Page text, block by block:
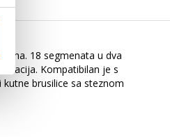
18 segmenata u dva
Kompatibilan je s
brusilice sa steznom